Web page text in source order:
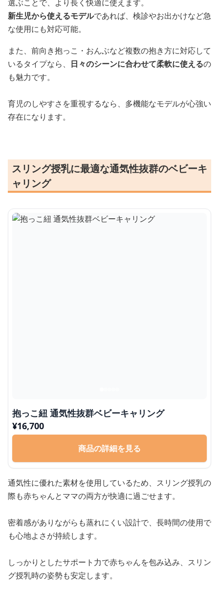
選ぶことで、より長く快適に使えます。
新生児から使えるモデルであれば、検診やお出かけなど急
な使用にも対応可能。
また、前向き抱っこ・おんぶなど複数の抱き方に対応して
いるタイプなら、 日々のシーンに合わせて柔軟に使えるの
も魅力です。
育児のしやすさを重視するなら、多機能なモデルが心強い
存在になります。
スリング授乳に最適な通気性抜群のベビーキ
ャリング
抱っこ紐 通気性抜群ベビーキャリング
¥16,700
商品の詳細を見る
通気性に優れた素材を使用しているため、スリング授乳の
際も赤ちゃんとママの両方が快適に過ごせます。
密着感がありながらも蒸れにくい設計で、長時間の使用で
も心地よさが持続します。
しっかりとしたサポート力で赤ちゃんを包み込み、スリン
グ授乳時の姿勢も安定します。